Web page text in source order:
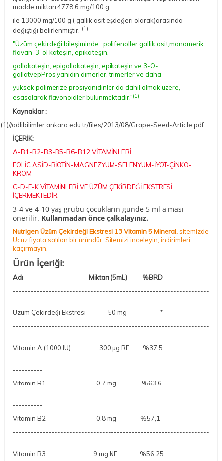
madde miktarı 4778,6 mg/100 g
ile 13000 mg/100 g ( gallik asit eşdeğeri olarak)arasında
değiştiği belirlenmiştir.”(1)
"Üzüm çekirdeği bileşiminde ; polifenoller gallik asit,monomerik
flavan-3-ol kateşin, epikateşin,
gallokateşin, epigallokateşin, epikateşin ve 3-O-
gallatvepProsiyanidin dimerler, trimerler ve daha
yüksek polimerize prosiyanidinler da dahil olmak üzere,
esasolarak flavonoidler bulunmaktadır.”(1)
Kaynaklar :
(1)//adlibilimler.ankara.edu.tr/files/2013/08/Grape-Seed-Article.pdf
İÇERİK:
A-B1-B2-B3-B5-B6-B12 VİTAMİNLERİ
FOLİC ASİD-BİOTİN-MAGNEZYUM-SELENYUM-İYOT-ÇİNKO-
KROM
C-D-E-K VİTAMİNLERİ VE ÜZÜM ÇEKİRDEĞİ EKSTRESİ
İÇERMEKTEDİR.
3-4 ve 4-10 yaş grubu çocukların günde 5 ml alması
önerilir. Kullanmadan önce çalkalayınız.
Nutrigen Üzüm Çekirdeği Ekstresi 13 Vitamin 5 Mineral, sitemizde
Ucuz fiyata satılan bir üründür. Sitemizi inceleyin, indirimleri
kaçırmayın.
Ürün İçeriği:
Adı Miktarı (5mL)
%BRD
------------------------------------------------------------------
----------
Üzüm Çekirdeği Ekstresi
50 mg
*
------------------------------------------------------------------
----------
Vitamin A (1000 IU) 300 µg RE
%37,5
------------------------------------------------------------------
----------
Vitamin B1
0,7 mg
%63,6
------------------------------------------------------------------
----------
Vitamin B2
0,8 mg
%57,1
------------------------------------------------------------------
----------
Vitamin B3
9 mg NE %56,25